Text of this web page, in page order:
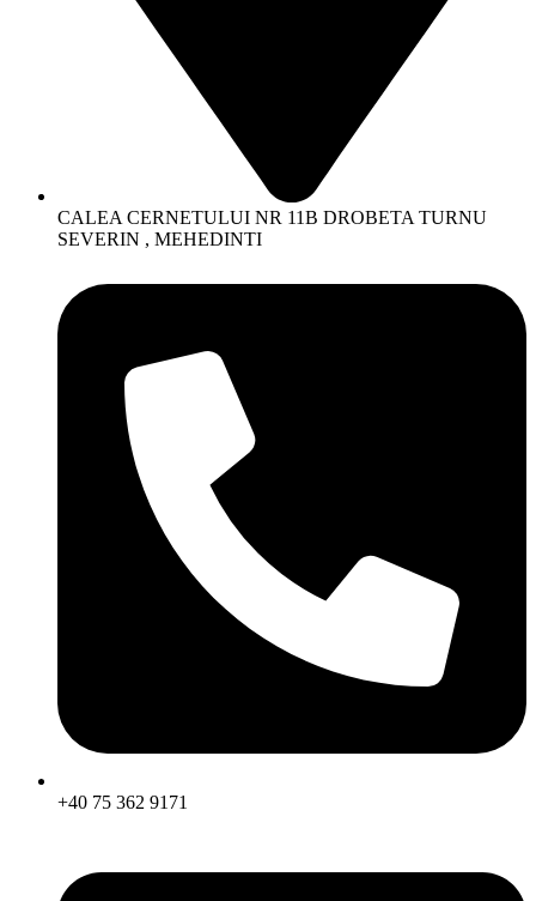
CALEA CERNETULUI NR 11B DROBETA TURNU
SEVERIN , MEHEDINTI
+40 75 362 9171